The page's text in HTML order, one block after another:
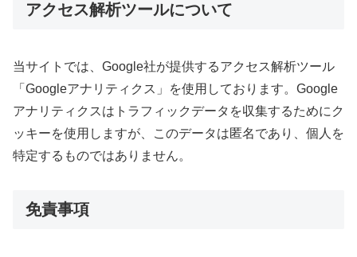
アクセス解析ツールについて
当サイトでは、Google社が提供するアクセス解析ツール
「Googleアナリティクス」を使用しております。Google
アナリティクスはトラフィックデータを収集するためにク
ッキーを使用しますが、このデータは匿名であり、個人を
特定するものではありません。
免責事項